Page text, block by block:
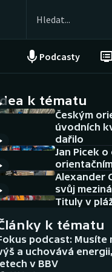
Podcasty
NEPŘEHLÉDNĚTE
Historické návraty
Aplikace ČT sport
AZ kvíz
k tématu
Českým
úvodních
dařilo
Jan Picek
Alexander
svůj
Tituly v
k tématu
podcast: Musíte
a uchovává
v BBV